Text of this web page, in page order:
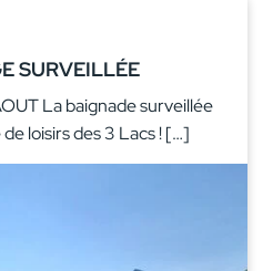
SURVEILLÉE
La baignade surveillée
loisirs des 3 Lacs ! […]